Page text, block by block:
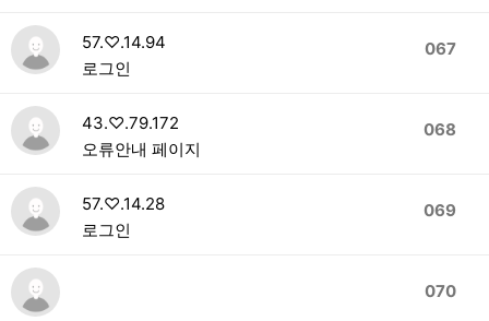
067
57.♡.14.94
로그인
068
43.♡.79.172
오류안내 페이지
069
57.♡.14.28
로그인
070